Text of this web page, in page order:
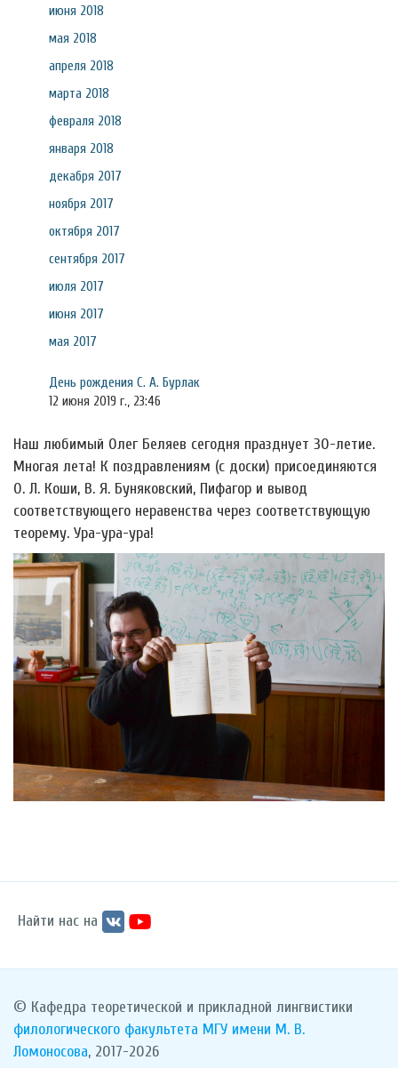
июня 2018
мая 2018
апреля 2018
марта 2018
февраля 2018
января 2018
декабря 2017
ноября 2017
октября 2017
сентября 2017
июля 2017
июня 2017
мая 2017
День рождения С. А. Бурлак
12 июня 2019 г., 23:46
Наш любимый Олег Беляев сегодня празднует 30-летие.
Многая лета! К поздравлениям (с доски) присоединяются
О. Л. Коши, В. Я. Буняковский, Пифагор и вывод
соответствующего неравенства через соответствующую
теорему. Ура-ура-ура!
Найти нас на
© Кафедра теоретической и прикладной лингвистики
филологического факультета МГУ имени М. В.
Ломоносова, 2017-2026